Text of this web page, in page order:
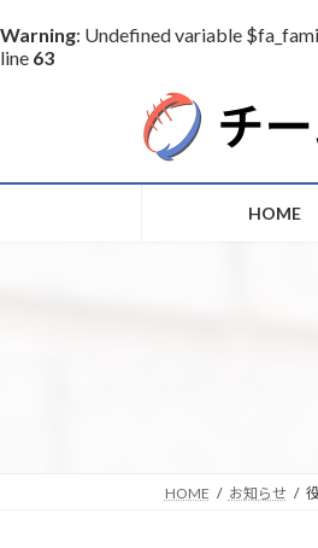
Warning: Undefined variable
line 63
HOME
HOME お知らせ